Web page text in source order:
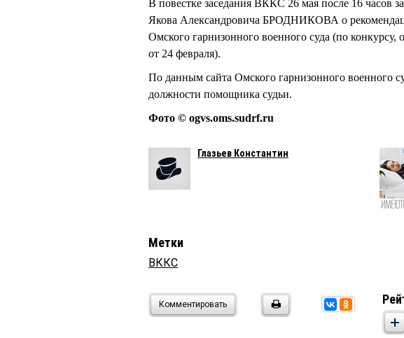
В повестке заседания ВККС 26 мая после 16 часов
Якова Александровича БРОДНИКОВА о
Омского гарнизонного военного суда (по
от 24 февраля).
По данным сайта Омского гарнизонного военного
должности помощника судьи.
Фото © ogvs.oms.sudrf.ru
Глазьев Константин
Метки
ВККС
Комментировать